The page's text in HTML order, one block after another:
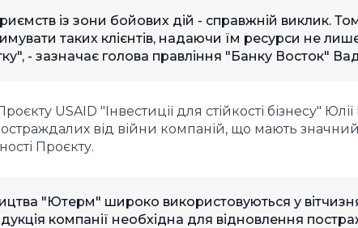
із зони бойових дій - справжній виклик.
таких клієнтів, надаючи їм ресурси не
- зазначає голова правління "Банку Восток"
USAID "Інвестиції для стійкості бізнесу"
від війни компаній, що мають
Проєкту.
"Ютерм" широко використовуються у
компанії необхідна для відновлення